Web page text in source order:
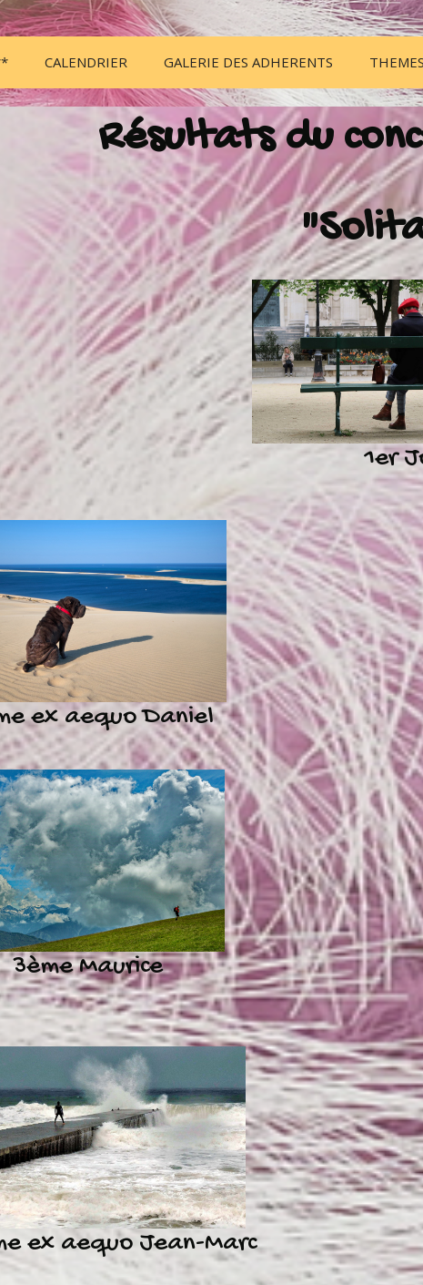
CALENDRIER GALERIE DES ADHERENTS THEMES
Résultats du
1er
ex aequo Daniel
3ème Maurice
ex aequo Jean-Marc